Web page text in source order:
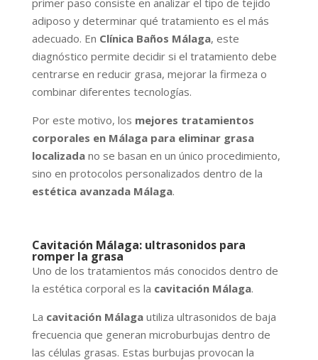
primer paso consiste en analizar el tipo de tejido
adiposo y determinar qué tratamiento es el más
adecuado. En Clínica Baños Málaga, este
diagnóstico permite decidir si el tratamiento debe
centrarse en reducir grasa, mejorar la firmeza o
combinar diferentes tecnologías.
Por este motivo, los mejores tratamientos
corporales en Málaga para eliminar grasa
localizadano se basan en un único procedimiento,
sino en protocolos personalizados dentro de la
estética avanzada Málaga.
Cavitación Málaga: ultrasonidos para
romper la grasa
Uno de los tratamientos más conocidos dentro de
la estética corporal es la cavitación Málaga.
La cavitación Málagautiliza ultrasonidos de baja
frecuencia que generan microburbujas dentro de
las células grasas. Estas burbujas provocan la